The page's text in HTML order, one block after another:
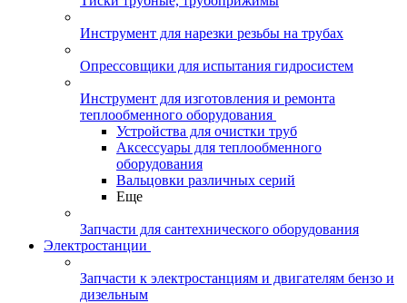
Инструмент для нарезки резьбы на трубах
Опрессовщики для испытания гидросистем
Инструмент для изготовления и ремонта
теплообменного оборудования
Устройства для очистки труб
Аксессуары для теплообменного
оборудования
Вальцовки различных серий
Еще
Запчасти для сантехнического оборудования
Электростанции
Запчасти к электростанциям и двигателям бензо и
дизельным